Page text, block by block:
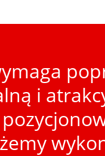
i